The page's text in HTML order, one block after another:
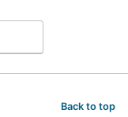
Back to top